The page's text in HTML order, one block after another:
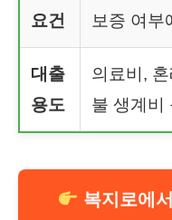
요건
보증 여부
대출
용도
의료비,
불 생계비
복지로에